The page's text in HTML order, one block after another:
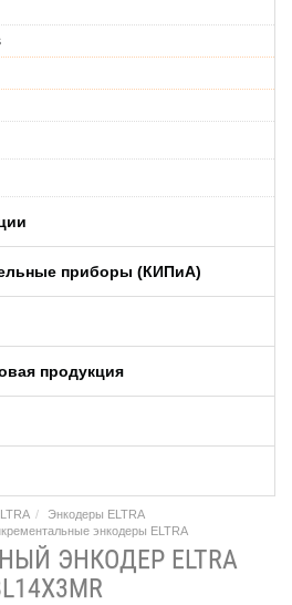
приборы (КИПиA)
продукция
Энкодеры ELTRA
энкодеры ELTRA
ЭНКОДЕР ELTRA